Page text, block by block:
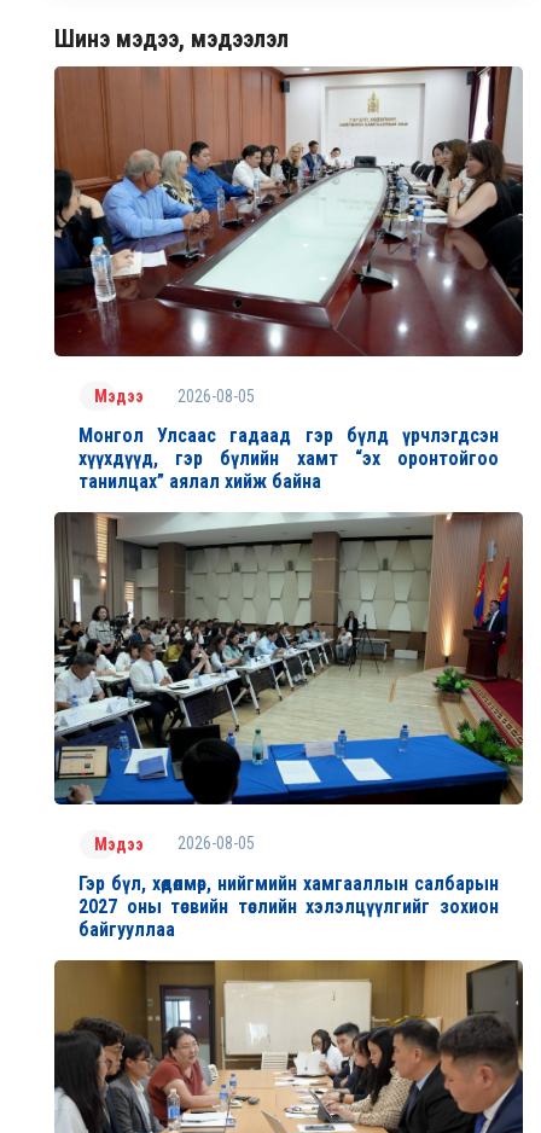
Шинэ мэдээ, мэдээлэл
Мэдээ 2026-08-05
Монгол Улсаас гадаад гэр бүлд үрчлэгдсэн
хүүхдүүд, гэр бүлийн хамт “эх оронтойгоо
танилцах” аялал хийж байна
Мэдээ 2026-08-05
Гэр бүл, хөдөлмөр, нийгмийн хамгааллын салбарын
2027 оны төсвийн төслийн хэлэлцүүлгийг зохион
байгууллаа